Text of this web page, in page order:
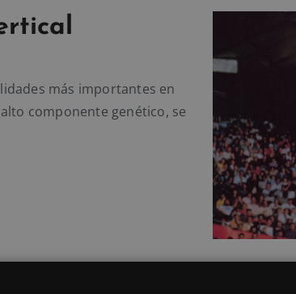
más importantes en
componente genético, se